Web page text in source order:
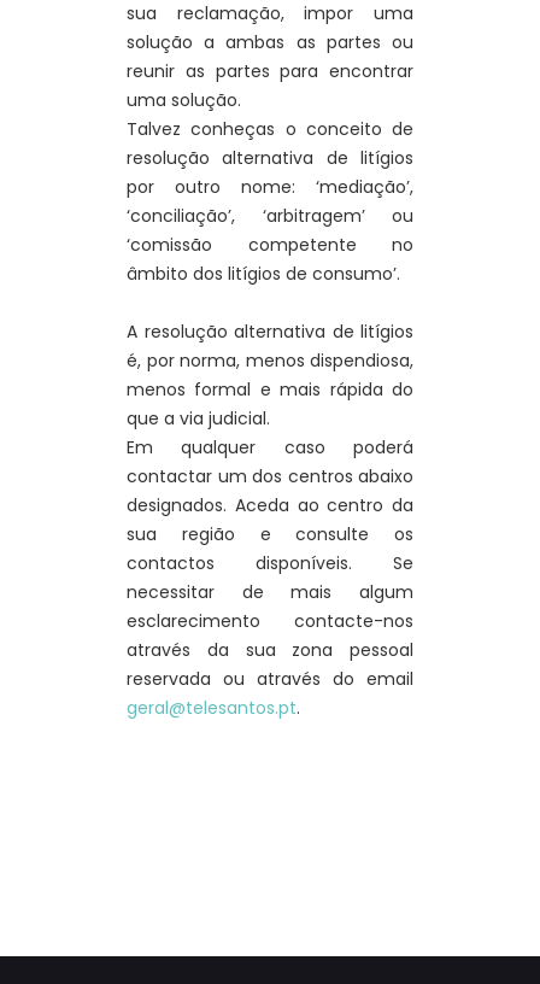
sua reclamação, impor uma
solução a ambas as partes ou
reunir as partes para encontrar
uma solução.
Talvez conheças o conceito de
resolução alternativa de litígios
por outro nome: ‘mediação’,
‘conciliação’, ‘arbitragem’ ou
‘comissão competente no
âmbito dos litígios de consumo’.
A resolução alternativa de litígios
é, por norma, menos dispendiosa,
menos formal e mais rápida do
que a via judicial.
Em qualquer caso poderá
contactar um dos centros abaixo
designados. Aceda ao centro da
sua região e consulte os
contactos disponíveis. Se
necessitar de mais algum
esclarecimento contacte-nos
através da sua zona pessoal
reservada ou através do email
geral@telesantos.pt.